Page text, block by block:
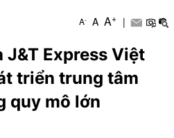
A- A A+ |
J&T Express Việt
triển trung tâm
quy mô lớn